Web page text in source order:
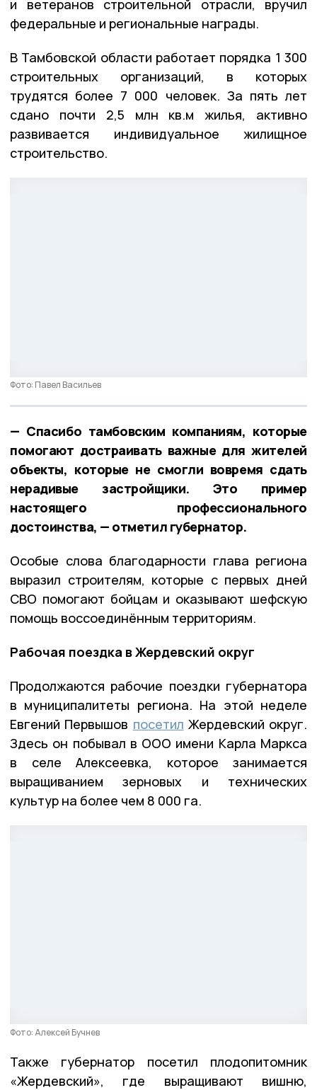
и ветеранов строительной отрасли, вручил
федеральные и региональные награды.
В Тамбовской области работает порядка 1 300
строительных организаций, в которых
трудятся более 7 000 человек. За пять лет
сдано почти 2,5 млн кв.м жилья, активно
развивается индивидуальное жилищное
строительство.
Фото: Павел Васильев
— Спасибо тамбовским компаниям, которые
помогают достраивать важные для жителей
объекты, которые не смогли вовремя сдать
нерадивые застройщики. Это пример
настоящего профессионального
достоинства, — отметил губернатор.
Особые слова благодарности глава региона
выразил строителям, которые с первых дней
СВО помогают бойцам и оказывают шефскую
помощь воссоединённым территориям.
Рабочая поездка в Жердевский округ
Продолжаются рабочие поездки губернатора
в муниципалитеты региона. На этой неделе
Евгений Первышов посетил Жердевский округ.
Здесь он побывал в ООО имени Карла Маркса
в селе Алексеевка, которое занимается
выращиванием зерновых и технических
культур на более чем 8 000 га.
Фото: Алексей Бучнев
Также губернатор посетил плодопитомник
«Жердевский», где выращивают вишню,